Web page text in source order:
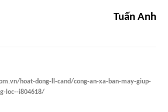
Tuấn Anh
hoat-dong-ll-cand/cong-an-xa-ban-may-giup-
loc--i804618/